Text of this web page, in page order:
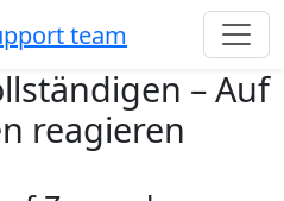
– Auf
reagieren